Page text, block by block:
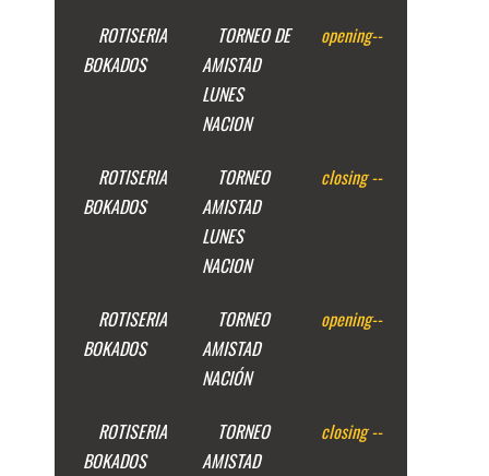
ROTISERIA
BOKADOS
TORNEO DE
AMISTAD
LUNES
NACION
opening--
ROTISERIA
BOKADOS
TORNEO
AMISTAD
LUNES
NACION
closing --
ROTISERIA
BOKADOS
TORNEO
AMISTAD
NACIÓN
opening--
ROTISERIA
BOKADOS
TORNEO
AMISTAD
closing --